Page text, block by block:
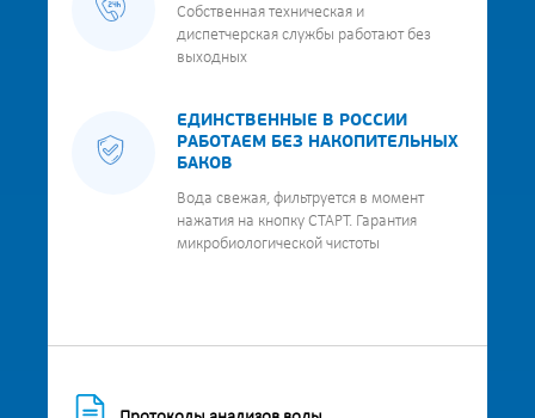
Собственная техническая и
диспетчерская службы работают без
выходных
ЕДИНСТВЕННЫЕ В РОССИИ
РАБОТАЕМ БЕЗ НАКОПИТЕЛЬНЫХ
БАКОВ
Вода свежая, фильтруется в момент
нажатия на кнопку СТАРТ. Гарантия
микробиологической чистоты